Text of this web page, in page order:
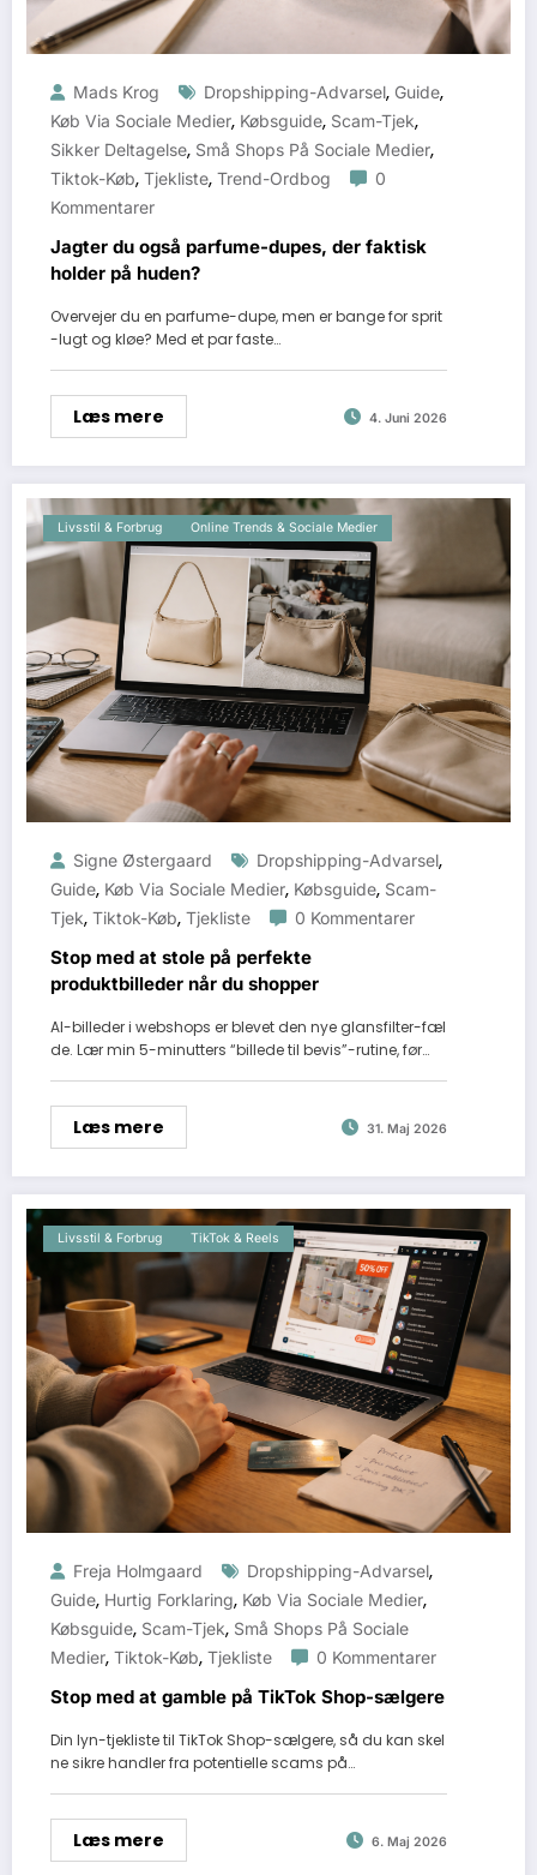
Mads Krog Dropshipping-Advarsel, Guide,
Køb Via Sociale Medier, Købsguide, Scam-Tjek,
Sikker Deltagelse, Små Shops På Sociale Medier,
Tiktok-Køb, Tjekliste, Trend-Ordbog
0
Kommentarer
Jagter du også parfume-dupes, der faktisk
holder på huden?
Overvejer du en parfume-dupe, men er bange for sprit
-lugt og kløe? Med et par faste…
Læs mere 4. Juni 2026
Livsstil & Forbrug Online Trends & Sociale Medier
Signe Østergaard Dropshipping-Advarsel,
Guide, Køb Via Sociale Medier, Købsguide, Scam-
Tjek, Tiktok-Køb, Tjekliste 0 Kommentarer
Stop med at stole på perfekte
produktbilleder når du shopper
AI-billeder i webshops er blevet den nye glansfilter-fæl
de. Lær min 5-minutters “billede til bevis”-rutine, før…
Læs mere 31. Maj 2026
Livsstil & Forbrug TikTok & Reels
Freja Holmgaard Dropshipping-Advarsel,
Guide, Hurtig Forklaring, Køb Via Sociale Medier,
Købsguide, Scam-Tjek, Små Shops På Sociale
Medier, Tiktok-Køb, Tjekliste 0 Kommentarer
Stop med at gamble på TikTok Shop-sælgere
Din lyn-tjekliste til TikTok Shop-sælgere, så du kan skel
ne sikre handler fra potentielle scams på…
Læs mere 6. Maj 2026